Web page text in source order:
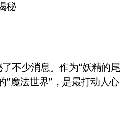
不少消息。作为“妖精的尾
“魔法世界”，是最打动人心